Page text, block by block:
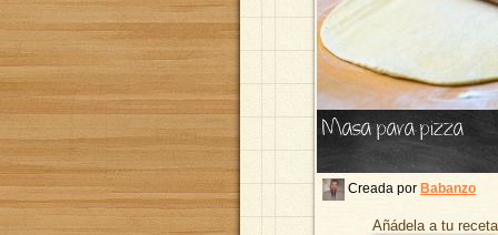
Masa para pizza
Creada por Babanzo
Añádela a tu